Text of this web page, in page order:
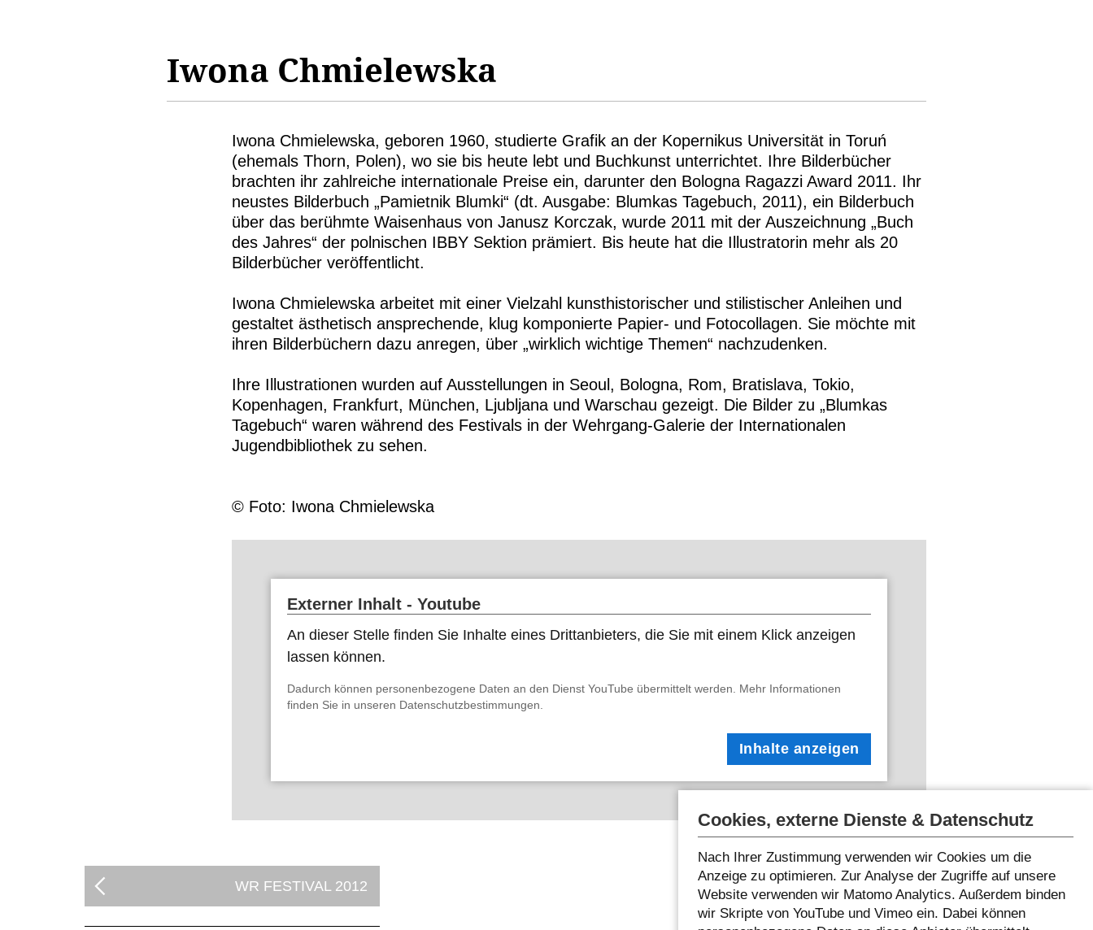
Iwona Chmielewska
Iwona Chmielewska, geboren 1960, studierte Grafik an der Kopernikus Universität in Toruń
(ehemals Thorn, Polen), wo sie bis heute lebt und Buchkunst unterrichtet. Ihre Bilderbücher
brachten ihr zahlreiche internationale Preise ein, darunter den Bologna Ragazzi Award 2011. Ihr
neustes Bilderbuch „Pamietnik Blumki“ (dt. Ausgabe: Blumkas Tagebuch, 2011), ein Bilderbuch
über das berühmte Waisenhaus von Janusz Korczak, wurde 2011 mit der Auszeichnung „Buch
des Jahres“ der polnischen IBBY Sektion prämiert. Bis heute hat die Illustratorin mehr als 20
Bilderbücher veröffentlicht.
Iwona Chmielewska arbeitet mit einer Vielzahl kunsthistorischer und stilistischer Anleihen und
gestaltet ästhetisch ansprechende, klug komponierte Papier- und Fotocollagen. Sie möchte mit
ihren Bilderbüchern dazu anregen, über „wirklich wichtige Themen“ nachzudenken.
Ihre Illustrationen wurden auf Ausstellungen in Seoul, Bologna, Rom, Bratislava, Tokio,
Kopenhagen, Frankfurt, München, Ljubljana und Warschau gezeigt. Die Bilder zu „Blumkas
Tagebuch“ waren während des Festivals in der Wehrgang-Galerie der Internationalen
Jugendbibliothek zu sehen.
© Foto: Iwona Chmielewska
Externer Inhalt - Youtube
An dieser Stelle finden Sie Inhalte eines Drittanbieters, die Sie mit einem Klick anzeigen
lassen können.
Dadurch können personenbezogene Daten an den Dienst YouTube übermittelt werden. Mehr Informationen
finden Sie in unseren Datenschutzbestimmungen.
Inhalte anzeigen
WR FESTIVAL 2012
Cookies, externe Dienste & Datenschutz
Nach Ihrer Zustimmung verwenden wir Cookies um die
Anzeige zu optimieren. Zur Analyse der Zugriffe auf unsere
Website verwenden wir Matomo Analytics. Außerdem binden
wir Skripte von YouTube und Vimeo ein. Dabei können